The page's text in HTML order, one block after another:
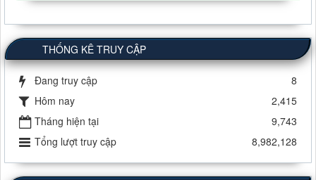
THỐNG KÊ TRUY CẬP
Đang truy cập
8
Hôm nay
2,415
Tháng hiện tại
9,743
Tổng lượt truy cập
8,982,128